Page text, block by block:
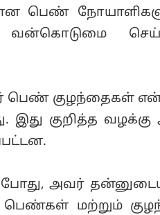
பெண்
வன்கொடுமை
பெண் குழந்தைகள்
இது குறித்த
அவர்
பெண்கள் மற்றும்